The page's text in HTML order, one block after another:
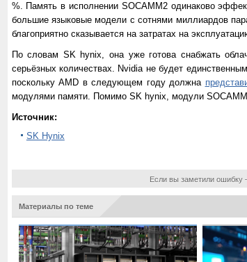
%. Память в исполнении SOCAMM2 одинаково
большие языковые модели с сотнями миллиардов
благоприятно сказывается на затратах на
По словам SK hynix, она уже готова снабжать
серьёзных количествах. Nvidia не будет
поскольку AMD в следующем году должна
модулями памяти. Помимо SK hynix, модули
Источник:
SK Hynix
Если вы заметили
Материалы по теме